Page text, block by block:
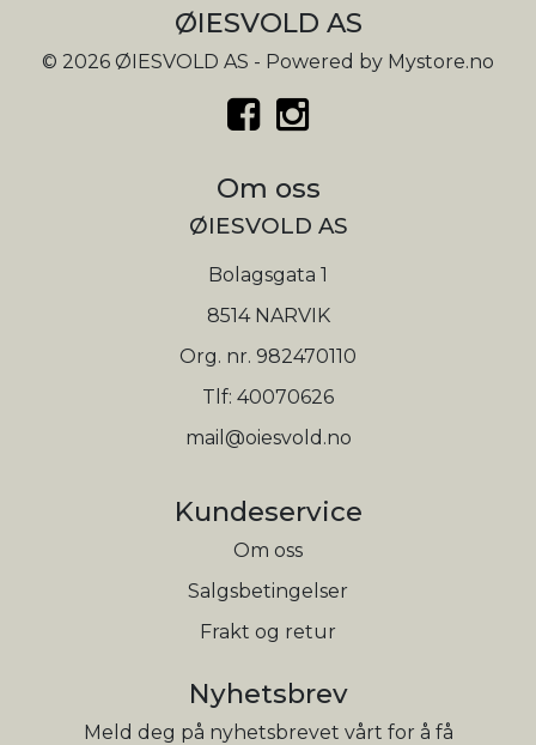
ØIESVOLD AS
© 2026 ØIESVOLD AS - Powered by Mystore.no
Om oss
ØIESVOLD AS
Bolagsgata 1
8514 NARVIK
Org. nr. 982470110
Tlf: 40070626
mail@oiesvold.no
Kundeservice
Om oss
Salgsbetingelser
Frakt og retur
Nyhetsbrev
Meld deg på nyhetsbrevet vårt for å få